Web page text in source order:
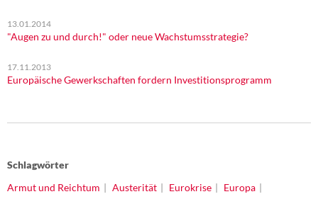
13.01.2014
"Augen zu und durch!" oder neue Wachstumsstrategie?
17.11.2013
Europäische Gewerkschaften fordern Investitionsprogramm
Schlagwörter
Armut und Reichtum
Austerität Eurokrise Europa